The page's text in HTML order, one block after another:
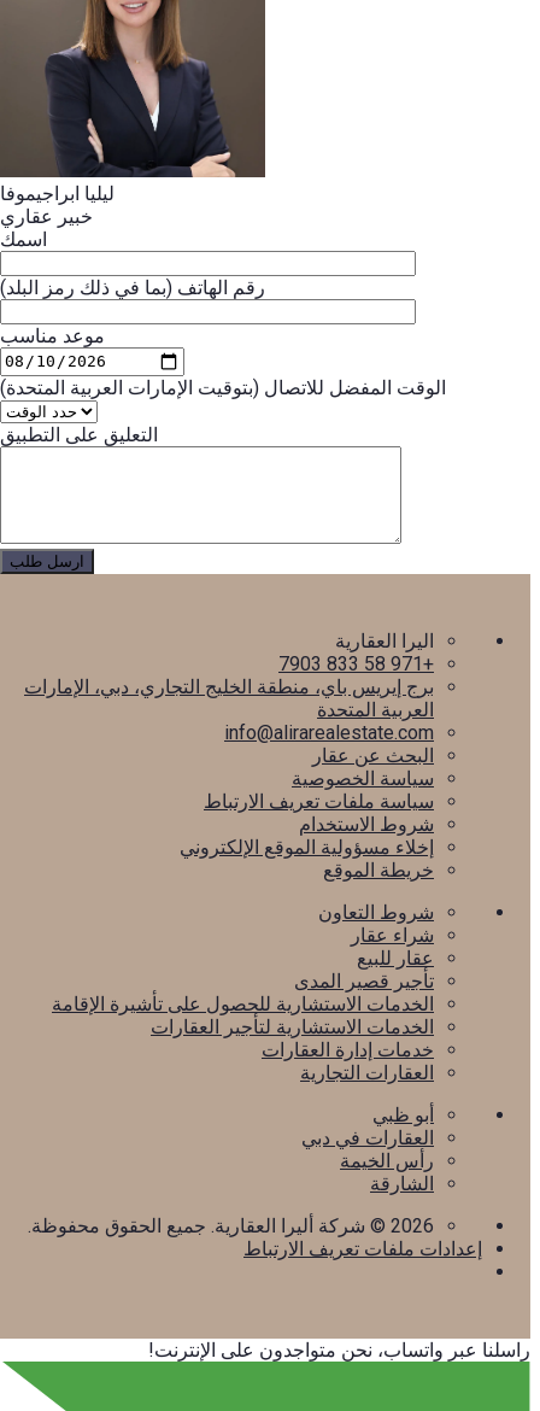
ليليا ابراجيموفا
خبير عقاري
اسمك
رقم الهاتف (بما في ذلك رمز البلد)
موعد مناسب
الوقت المفضل للاتصال (بتوقيت الإمارات العربية المتحدة)
التعليق على التطبيق
اليرا العقارية
+971 58 833 7903
برج إيريس باي، منطقة الخليج التجاري، دبي، الإمارات
العربية المتحدة
info@alirarealestate.com
البحث عن عقار
سياسة الخصوصية
سياسة ملفات تعريف الارتباط
شروط الاستخدام
إخلاء مسؤولية الموقع الإلكتروني
خريطة الموقع
شروط التعاون
شراء عقار
عقار للبيع
تأجير قصير المدى
الخدمات الاستشارية للحصول على تأشيرة الإقامة
الخدمات الاستشارية لتأجير العقارات
خدمات إدارة العقارات
العقارات التجارية
أبو ظبي
العقارات في دبي
رأس الخيمة
الشارقة
2026 © شركة أليرا العقارية. جميع الحقوق محفوظة.
إعدادات ملفات تعريف الارتباط
راسلنا عبر واتساب، نحن متواجدون على الإنترنت!